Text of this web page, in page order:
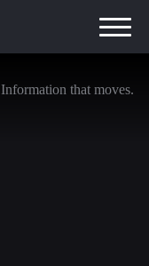
Information that moves.